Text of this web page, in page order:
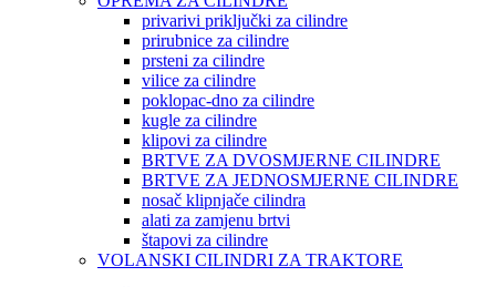
privarivi priključki za cilindre
prirubnice za cilindre
prsteni za cilindre
vilice za cilindre
poklopac-dno za cilindre
kugle za cilindre
klipovi za cilindre
BRTVE ZA DVOSMJERNE CILINDRE
BRTVE ZA JEDNOSMJERNE CILINDRE
nosač klipnjače cilindra
alati za zamjenu brtvi
štapovi za cilindre
VOLANSKI CILINDRI ZA TRAKTORE